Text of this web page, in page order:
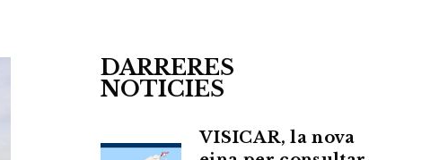
DARRERES
NOTICIES
VISICAR, la nova